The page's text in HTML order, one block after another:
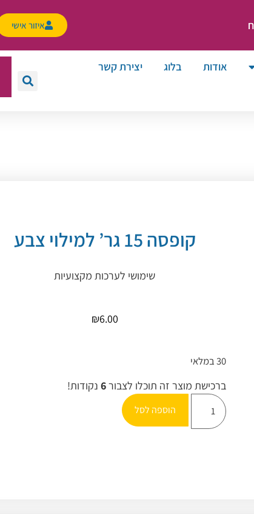
איזור אישי
אודות בלוג
יצירת קשר
קופסה 15 גר’ למילוי צבע
שימושי לערכות מקצועיות
₪6.00
30 במלאי
ברכישת מוצר זה תוכלו לצבור6 נקודות!
הוספה לסל